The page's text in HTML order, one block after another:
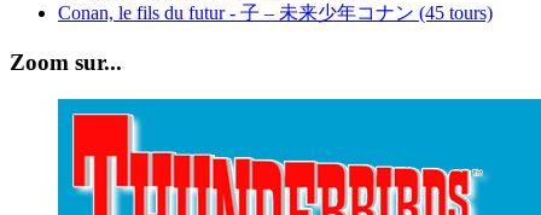
Conan, le fils du futur - 子 – 未来少年コナン (45 tours)
Zoom sur...